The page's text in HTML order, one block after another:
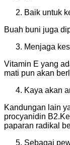
Baik untuk
Buah buni juga
Menjaga
Vitamin E yang
mati pun akan
Kaya akan
Kandungan lain
procyanidin
paparan radikal
Sebagai